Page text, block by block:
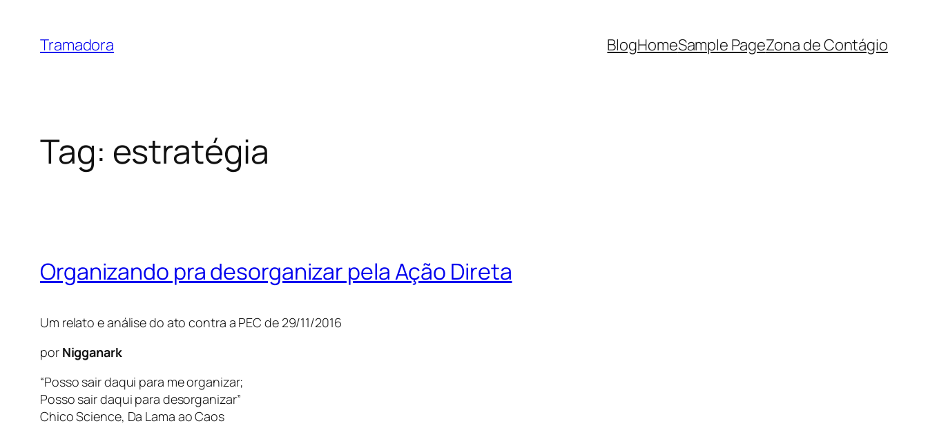
content
Tramadora BlogHomeSample PageZona de Contágio
Tag: estratégia
Organizando pra desorganizar pela Ação Direta
Um relato e análise do ato contra a PEC de 29/11/2016
por Nigganark
“Posso sair daqui para me organizar;
Posso sair daqui para desorganizar”
Chico Science, Da Lama ao Caos